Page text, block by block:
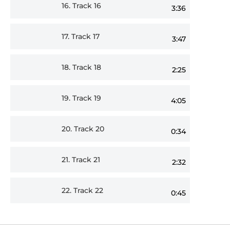
16. Track 16 3:36
17. Track 17 3:47
18. Track 18 2:25
19. Track 19 4:05
20. Track 20 0:34
21. Track 21 2:32
22. Track 22 0:45